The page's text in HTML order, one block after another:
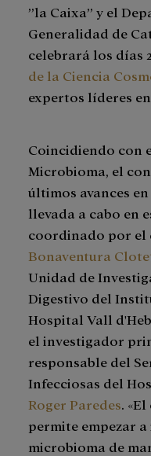
”la Caixa” y el
Generalidad de
celebrará los días
de la Ciencia
expertos líderes
Coincidiendo con
Microbioma, el
últimos avances
llevada a cabo en
coordinado por el
Bonaventura
Unidad de
Digestivo del
Hospital Vall
el investigador
responsable del
Infecciosas del
Roger Paredes.
permite empezar
microbioma de